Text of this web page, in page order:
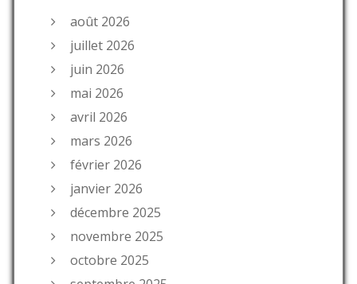
août 2026
juillet 2026
juin 2026
mai 2026
avril 2026
mars 2026
février 2026
janvier 2026
décembre 2025
novembre 2025
octobre 2025